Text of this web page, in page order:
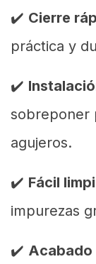
✔️ Cierre
práctica y
✔️
sobreponer
agujeros.
✔️ Fácil
impurezas
✔️ Acabado